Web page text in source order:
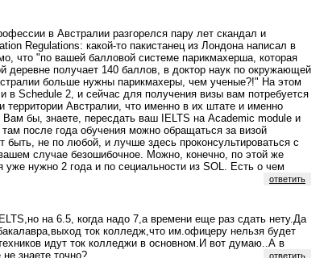
в Австралии разгорелся пару лет скандал и
Regulations: какой-то пакистанец из Лондона написал в
что "по вашей балловой системе парикмахерша, которая
деревне получает 140 баллов, в доктор наук по окружающей
больше нужны парикмахеры, чем ученые?!" На этом
в Schedule 2, и сейчас для получения визы вам потребуется
территории Австралии, что именно в их штате и именно
бы, знаете, пересдать ваш IELTS на Academic module и
после года обучения можно обращаться за визой
не по любой, и лучше здесь проконсультироваться с
случае безошибочное. Можно, конечно, по этой же
нужно 2 года и по сециальности из SOL. Есть о чем
ответить
на 6.5, когда надо 7,а времени еще раз сдать нету.Да
ток колледж,что им.офицеру нельзя будет
идут ток колледжи в основном.И вот думаю..А в
знаете точно?
ответить